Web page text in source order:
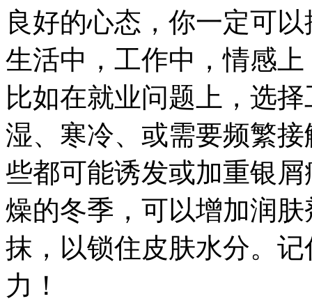
良好的心态，你一定可
生活中，工作中，情感
比如在就业问题上，选
湿、寒冷、或需要频繁
些都可能诱发或加重银
燥的冬季，可以增加润
抹，以锁住皮肤水分。
力！